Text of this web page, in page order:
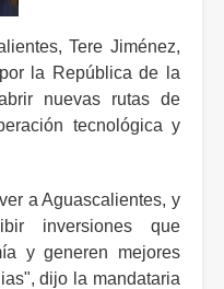
Tere Jiménez,
la República de la
nuevas rutas de
tecnológica y
a Aguascalientes, y
inversiones que
y generen mejores
dijo la mandataria